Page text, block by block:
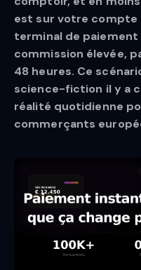
est sur votre compte
terminal de
commission élevée,
48 heures. Ce
science-fiction il y a
réalité quotidienne
commerçants